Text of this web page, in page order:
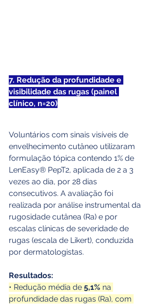
7. Redução da profundidade e
visibilidade das rugas (painel
clínico, n=20)
Voluntários com sinais visíveis de
envelhecimento cutâneo utilizaram
formulação tópica contendo 1% de
LenEasy® PepT2, aplicada de 2 a 3
vezes ao dia, por 28 dias
consecutivos. A avaliação foi
realizada por análise instrumental da
rugosidade cutânea (Ra) e por
escalas clínicas de severidade de
rugas (escala de Likert), conduzida
por dermatologistas.
Resultados:
• Redução média de 5,1% na
profundidade das rugas (Ra), com